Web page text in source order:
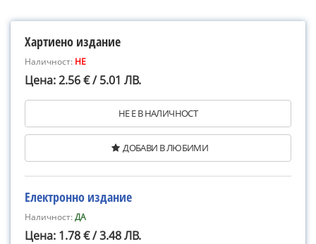
Хартиено издание
Наличност: НЕ
Цена: 2.56 € / 5.01 ЛВ.
НЕ Е В НАЛИЧНОСТ
ДОБАВИ В ЛЮБИМИ
Електронно издание
Наличност:ДА
Цена: 1.78 € / 3.48 ЛВ.